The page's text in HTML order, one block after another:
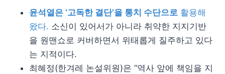
윤석열은 ‘고독한 결단’을 통치 수단으로 활용해
왔다. 소신이 있어서가 아니라 취약한 지지기반
을 원맨쇼로 커버하면서 위태롭게 질주하고 있다
는 지적이다.
최혜정(한겨레 논설위원)은 “역사 앞에 책임을 지